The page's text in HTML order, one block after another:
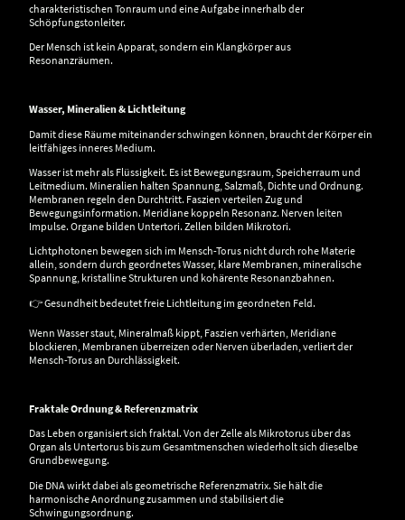
charakteristischen Tonraum und eine Aufgabe innerhalb der
Schöpfungstonleiter.
Der Mensch ist kein Apparat, sondern ein Klangkörper aus
Resonanzräumen.
Wasser, Mineralien & Lichtleitung
Damit diese Räume miteinander schwingen können, braucht der Körper ein
leitfähiges inneres Medium.
Wasser ist mehr als Flüssigkeit. Es ist Bewegungsraum, Speicherraum und
Leitmedium. Mineralien halten Spannung, Salzmaß, Dichte und Ordnung.
Membranen regeln den Durchtritt. Faszien verteilen Zug und
Bewegungsinformation. Meridiane koppeln Resonanz. Nerven leiten
Impulse. Organe bilden Untertori. Zellen bilden Mikrotori.
Lichtphotonen bewegen sich im Mensch-Torus nicht durch rohe Materie
allein, sondern durch geordnetes Wasser, klare Membranen, mineralische
Spannung, kristalline Strukturen und kohärente Resonanzbahnen.
👉 Gesundheit bedeutet freie Lichtleitung im geordneten Feld.
Wenn Wasser staut, Mineralmaß kippt, Faszien verhärten, Meridiane
blockieren, Membranen überreizen oder Nerven überladen, verliert der
Mensch-Torus an Durchlässigkeit.
Fraktale Ordnung & Referenzmatrix
Das Leben organisiert sich fraktal. Von der Zelle als Mikrotorus über das
Organ als Untertorus bis zum Gesamtmenschen wiederholt sich dieselbe
Grundbewegung.
Die DNA wirkt dabei als geometrische Referenzmatrix. Sie hält die
harmonische Anordnung zusammen und stabilisiert die
Schwingungsordnung.